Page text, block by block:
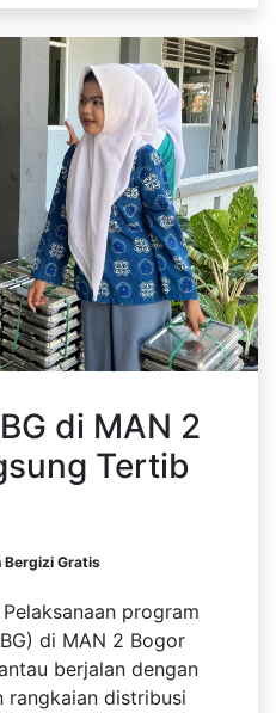
di MAN 2
Tertib
Bergizi Gratis
program
di MAN 2 Bogor
berjalan dengan
rangkaian distribusi